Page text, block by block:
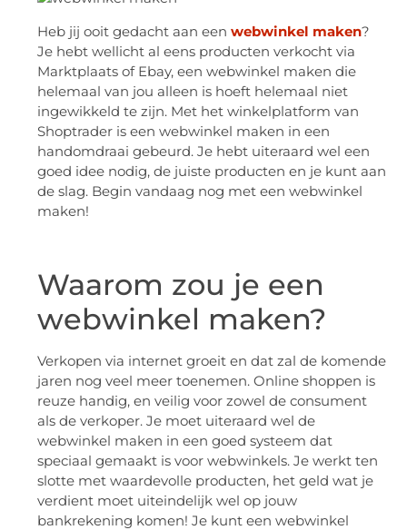
Heb jij ooit gedacht aan een webwinkel maken?
Je hebt wellicht al eens producten verkocht via
Marktplaats of Ebay, een webwinkel maken die
helemaal van jou alleen is hoeft helemaal niet
ingewikkeld te zijn. Met het winkelplatform van
Shoptrader is een webwinkel maken in een
handomdraai gebeurd. Je hebt uiteraard wel een
goed idee nodig, de juiste producten en je kunt aan
de slag. Begin vandaag nog met een webwinkel
maken!
Waarom zou je een
webwinkel maken?
Verkopen via internet groeit en dat zal de komende
jaren nog veel meer toenemen. Online shoppen is
reuze handig, en veilig voor zowel de consument
als de verkoper. Je moet uiteraard wel de
webwinkel maken in een goed systeem dat
speciaal gemaakt is voor webwinkels. Je werkt ten
slotte met waardevolle producten, het geld wat je
verdient moet uiteindelijk wel op jouw
bankrekening komen! Je kunt een webwinkel